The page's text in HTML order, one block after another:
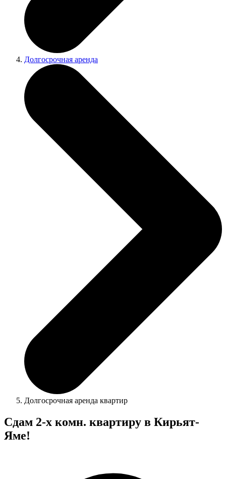
Долгосрочная аренда
Долгосрочная аренда квартир
Сдам 2-х комн. квартиру в Кирьят-
Яме!